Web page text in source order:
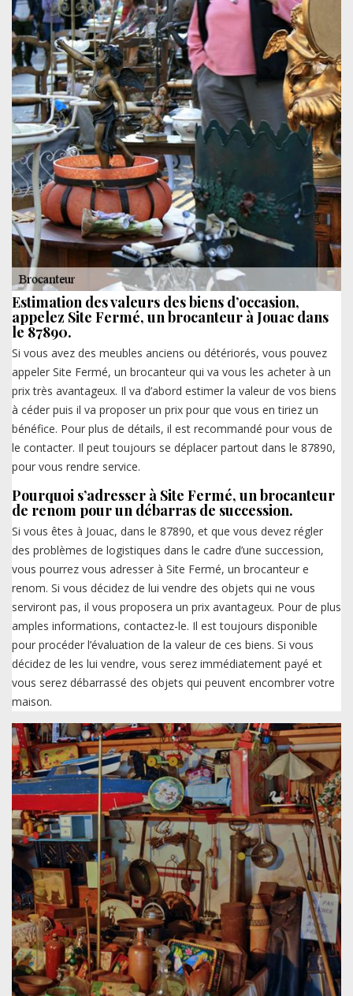
Estimation des valeurs des biens d’occasion,
appelez Site Fermé, un brocanteur à Jouac dans
le 87890.
Si vous avez des meubles anciens ou détériorés, vous pouvez
appeler Site Fermé, un brocanteur qui va vous les acheter à un
prix très avantageux. Il va d’abord estimer la valeur de vos biens
à céder puis il va proposer un prix pour que vous en tiriez un
bénéfice. Pour plus de détails, il est recommandé pour vous de
le contacter. Il peut toujours se déplacer partout dans le 87890,
pour vous rendre service.
Pourquoi s’adresser à Site Fermé, un brocanteur
de renom pour un débarras de succession.
Si vous êtes à Jouac, dans le 87890, et que vous devez régler
des problèmes de logistiques dans le cadre d’une succession,
vous pourrez vous adresser à Site Fermé, un brocanteur e
renom. Si vous décidez de lui vendre des objets qui ne vous
serviront pas, il vous proposera un prix avantageux. Pour de plus
amples informations, contactez-le. Il est toujours disponible
pour procéder l’évaluation de la valeur de ces biens. Si vous
décidez de les lui vendre, vous serez immédiatement payé et
vous serez débarrassé des objets qui peuvent encombrer votre
maison.